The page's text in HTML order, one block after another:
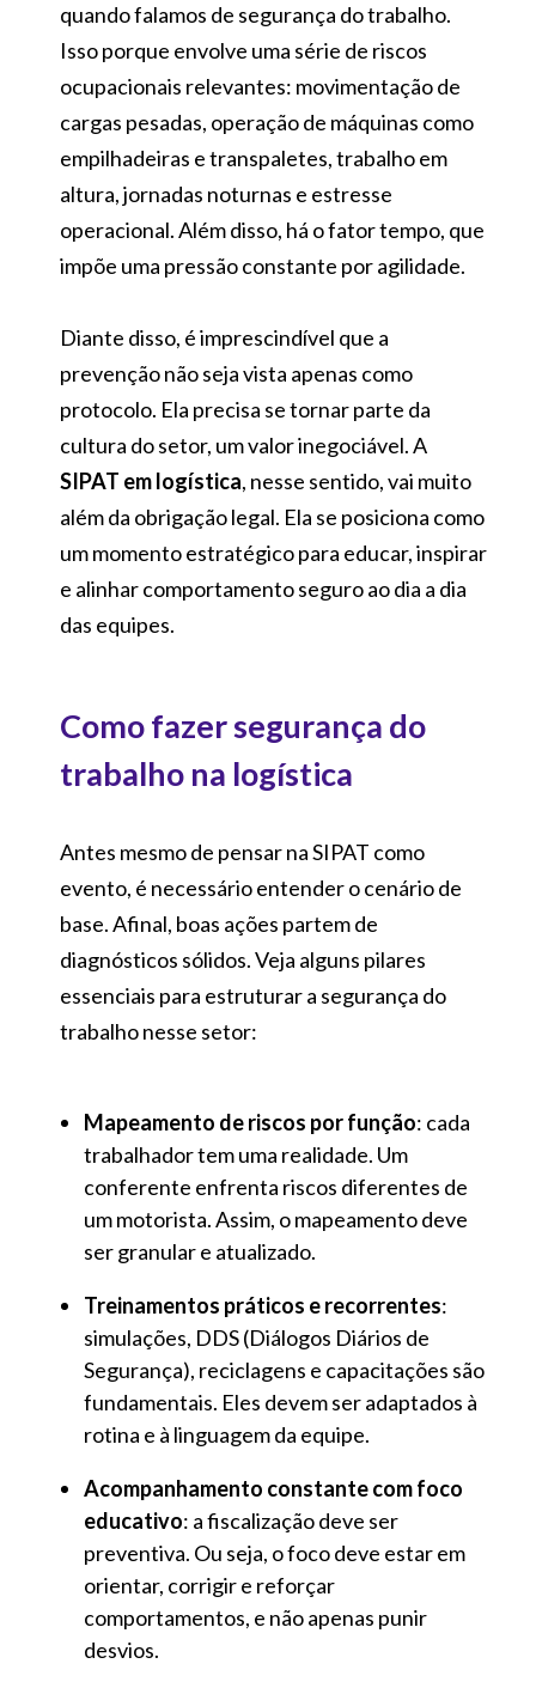
quando falamos de segurança do trabalho.
Isso porque envolve uma série de riscos
ocupacionais relevantes: movimentação de
cargas pesadas, operação de máquinas como
empilhadeiras e transpaletes, trabalho em
altura, jornadas noturnas e estresse
operacional. Além disso, há o fator tempo, que
impõe uma pressão constante por agilidade.
Diante disso, é imprescindível que a
prevenção não seja vista apenas como
protocolo. Ela precisa se tornar parte da
cultura do setor, um valor inegociável. A
SIPAT em logística, nesse sentido, vai muito
além da obrigação legal. Ela se posiciona como
um momento estratégico para educar, inspirar
e alinhar comportamento seguro ao dia a dia
das equipes.
Como fazer segurança do
trabalho na logística
Antes mesmo de pensar na SIPAT como
evento, é necessário entender o cenário de
base. Afinal, boas ações partem de
diagnósticos sólidos. Veja alguns pilares
essenciais para estruturar a segurança do
trabalho nesse setor:
Mapeamento de riscos por função: cada
trabalhador tem uma realidade. Um
conferente enfrenta riscos diferentes de
um motorista. Assim, o mapeamento deve
ser granular e atualizado.
Treinamentos práticos e recorrentes:
simulações, DDS (Diálogos Diários de
Segurança), reciclagens e capacitações são
fundamentais. Eles devem ser adaptados à
rotina e à linguagem da equipe.
Acompanhamento constante com foco
educativo: a fiscalização deve ser
preventiva. Ou seja, o foco deve estar em
orientar, corrigir e reforçar
comportamentos, e não apenas punir
desvios.